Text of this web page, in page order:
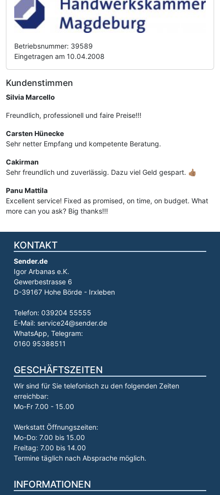
Betriebsnummer: 39589
Eingetragen am 10.04.2008
Kundenstimmen
Silvia Marcello
Freundlich, professionell und faire Preise!!!
Carsten Hünecke
Sehr netter Empfang und kompetente Beratung.
Cakirman
Sehr freundlich und zuverlässig. Dazu viel Geld gespart. 👍🏽
Panu Mattila
Excellent service! Fixed as promised, on time, on budget. What
more can you ask? Big thanks!!!
KONTAKT
Sender.de
Igor Arbanas e.K.
Gewerbestrasse 6
D-39167 Hohe Börde - Irxleben
Telefon: 039204 55555
E-Mail: service24@sender.de
WhatsApp, Telegram:
0160 95388511
GESCHÄFTSZEITEN
Wir sind für Sie telefonisch zu den folgenden Zeiten
erreichbar:
Mo-Fr 7.00 - 15.00
Werkstatt Öffnungszeiten:
Mo-Do: 7.00 bis 15.00
Freitag: 7.00 bis 14.00
Termine täglich nach Absprache möglich.
INFORMATIONEN